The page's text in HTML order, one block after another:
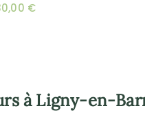
€
à Ligny-en-